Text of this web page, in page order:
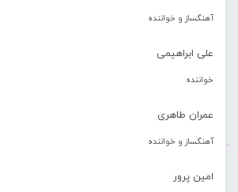
آهنگساز و خواننده
علی ابراهیمی
خواننده
عمران طاهری
آهنگساز و خواننده
امین پرور